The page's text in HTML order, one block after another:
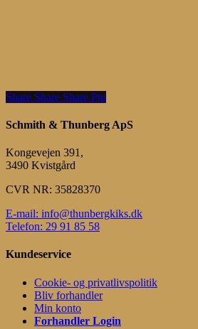
Share
Share Share Share Pin
Schmith & Thunberg ApS
Kongevejen 391,
3490 Kvistgård
CVR NR: 35828370
E-mail: info@thunbergkiks.dk
Telefon: 29 91 85 58
Kundeservice
Cookie- og privatlivspolitik
Bliv forhandler
Min konto
Forhandler Login